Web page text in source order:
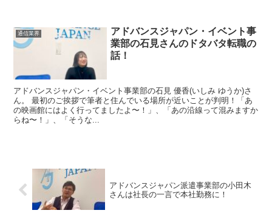
通信業界
アドバンスジャパン・イベント事
業部の石見さんのドタバタ転職の
話！
アドバンスジャパン・イベント事業部の石見 優香(いしみ ゆうか)さ
ん。 最初のご挨拶で筆者と住んでいる場所が近いことが判明！「あ
の映画館にはよく行ってましたよ〜！」、「あの沿線って混みますか
らね〜！」、「そうな...
アドバンスジャパン派遣事業部の小田木
さんは社長の一言で本社勤務に！